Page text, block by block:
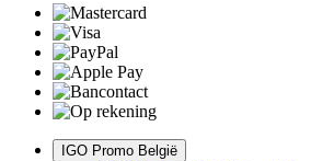
IGO Promo België